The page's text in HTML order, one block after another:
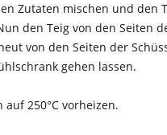
Zutaten mischen und den
den Teig von den Seiten
von den Seiten der
gehen lassen.
250°C vorheizen.